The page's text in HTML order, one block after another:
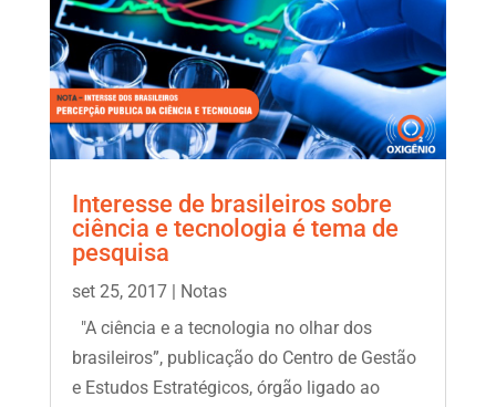
Interesse de brasileiros sobre
ciência e tecnologia é tema de
pesquisa
set 25, 2017| Notas
"A ciência e a tecnologia no olhar dos
brasileiros”, publicação do Centro de Gestão
e Estudos Estratégicos, órgão ligado ao